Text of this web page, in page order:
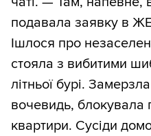
подавала заявку в
Ішлося про
стояла з вибитими
літньої бурі.
вочевидь, блокувала
квартири. Сусіди